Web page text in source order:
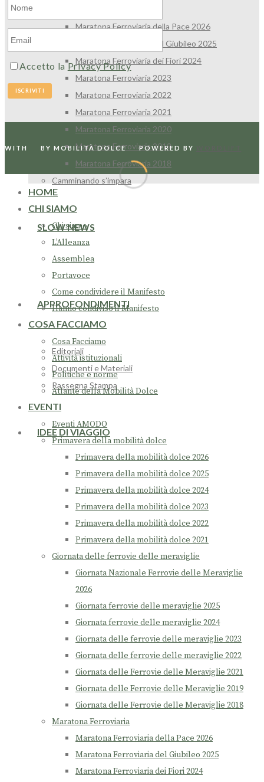
Maratona Ferroviaria della Pace 2026
Maratona Ferroviaria del Giubileo 2025
Maratona Ferroviaria dei Fiori 2024
Maratona Ferroviaria 2023
Maratona Ferroviaria 2022
Maratona Ferroviaria 2021
Maratona Ferroviaria 2020
Maratona Ferroviaria 2019
Maratona Ferroviaria 2018
Camminando s’impara
SLOW NEWS
APPROFONDIMENTI
Editoriali
Documenti e Materiali
Rassegna Stampa
IDEE DI VIAGGIO
Accetto laPrivacy Policy
WITH BY MOBILITÀ DOLCE POWERED BY
HOME
CHI SIAMO
Chi siamo
L’Alleanza
Assemblea
Portavoce
Come condividere il Manifesto
Hanno condiviso il Manifesto
COSA FACCIAMO
Cosa Facciamo
Attività istituzionali
Politiche e norme
Atlante della Mobilità Dolce
EVENTI
Eventi AMODO
Primavera della mobilità dolce
Primavera della mobilità dolce 2026
Primavera della mobilità dolce 2025
Primavera della mobilità dolce 2024
Primavera della mobilità dolce 2023
Primavera della mobilità dolce 2022
Primavera della mobilità dolce 2021
Giornata delle ferrovie delle meraviglie
Giornata Nazionale Ferrovie delle Meraviglie
2026
Giornata ferrovie delle meraviglie 2025
Giornata ferrovie delle meraviglie 2024
Giornata delle ferrovie delle meraviglie 2023
Giornata delle ferrovie delle meraviglie 2022
Giornata delle Ferrovie delle Meraviglie 2021
Giornata delle Ferrovie delle Meraviglie 2019
Giornata delle Ferrovie delle Meraviglie 2018
Maratona Ferroviaria
Maratona Ferroviaria della Pace 2026
Maratona Ferroviaria del Giubileo 2025
Maratona Ferroviaria dei Fiori 2024